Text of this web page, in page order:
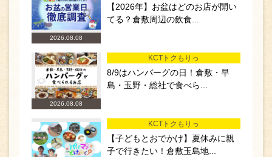
2026.08.08
【2026年】お盆はどのお店が開い
てる？倉敷周辺の飲食...
2026.08.08
KCTトクもりっ
8/9はハンバーグの日！倉敷・早
島・玉野・総社で食べら...
KCTトクもりっ
【子どもとおでかけ】夏休みに親
子で行きたい！倉敷玉島地...